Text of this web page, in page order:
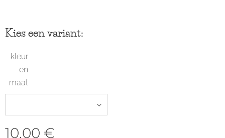
Kies een variant:
kleur
en
maat
10,00 €